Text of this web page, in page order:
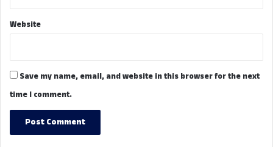
Website
Save my name, email, and website in this browser for the next
time I comment.